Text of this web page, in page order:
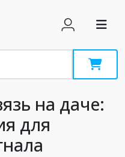
на даче:
для